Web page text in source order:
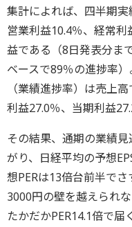
集計によれば、四半期実
営業利益10.4％、経常
益である（8日発表分ま
ベースで89％の進捗率
（業績進捗率）は売上
利益27.0％、当期利益
その結果、通期の業績
がり、日経平均の予想
想PERは13倍台前半で
3000円の壁を越えられ
たかだかPER14.1倍で